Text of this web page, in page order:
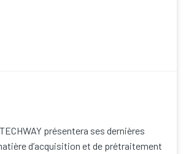
TECHWAY présentera ses dernières
d’acquisition et de prétraitement